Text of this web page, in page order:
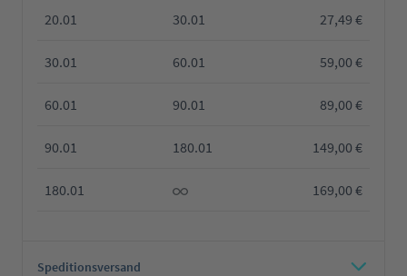
20.01 30.01 27,49 €
30.01 60.01 59,00 €
60.01 90.01 89,00 €
90.01 180.01 149,00 €
180.01 169,00 €
Speditionsversand